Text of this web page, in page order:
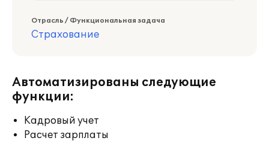
Отрасль / Функциональная задача
Страхование
Автоматизированы следующие
функции:
Кадровый учет
Расчет зарплаты